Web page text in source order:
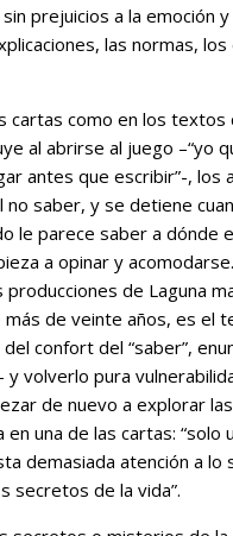
prejuicios a la emoción
las normas,
cartas como en los textos
al abrirse al juego –“yo
antes que escribir”-, los
no saber, y se detiene
le parece saber a dónde
a opinar y
producciones de Laguna
más de veinte años, es el
confort del “saber”,
y volverlo pura
de nuevo a explorar
en una de las cartas: “solo
demasiada atención a lo
secretos de la vida”.